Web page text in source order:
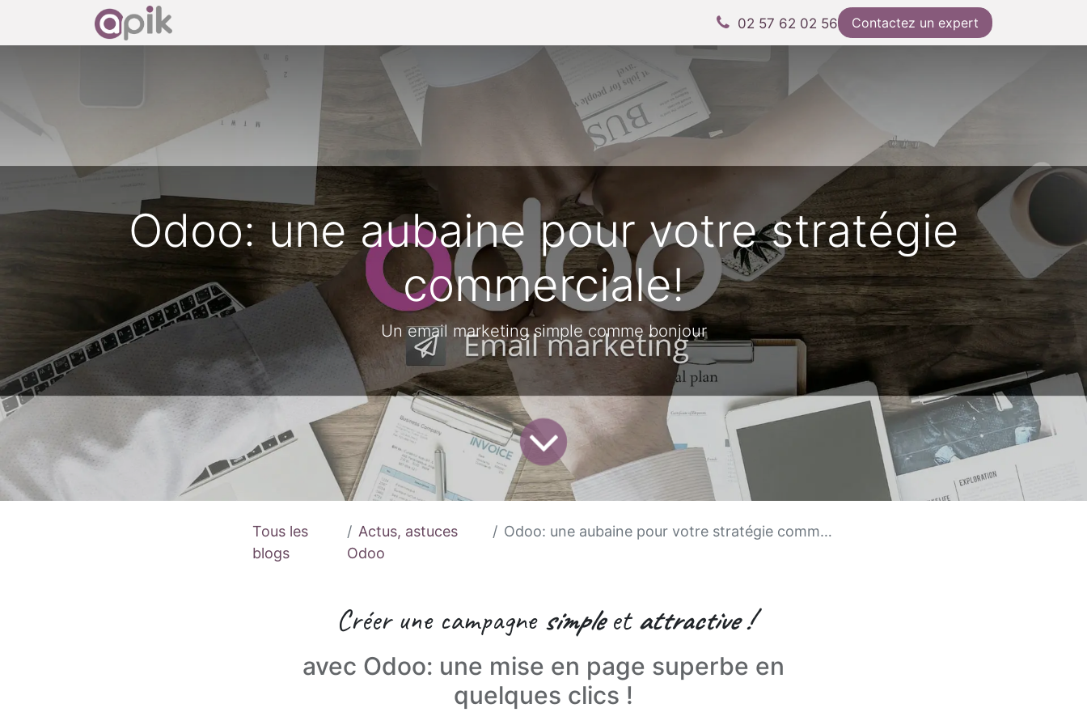
02 57 62 02 56 Contactez un expert
Odoo: une aubaine pour votre stratégie
commerciale!
Un email marketing simple comme bonjour
Tous les
blogs
Actus, astuces
Odoo
Odoo: une aubaine pour votre stratégie commerciale!
Créer une campagne simpleetattractive !
avec Odoo: une mise en page superbe en
quelques clics !